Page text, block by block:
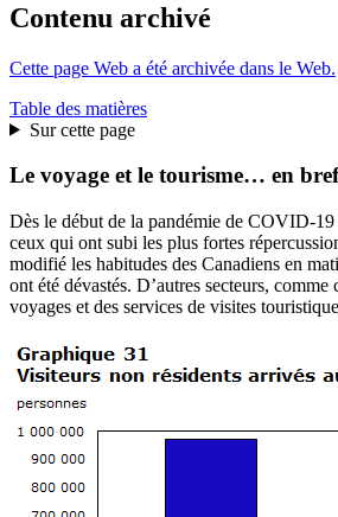
Contenu archivé
Cette page Web a été archivée dans le Web.
Table des matières
Sur cette page
Le voyage et le tourisme… en bref
Dès le début de la pandémie de COVID-19
ceux qui ont subi les plus fortes
modifié les habitudes des Canadiens en
ont été dévastés. D’autres secteurs,
voyages et des services de visites